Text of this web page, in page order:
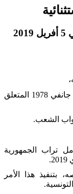
أمر رئاسي عدد 53 لسنة 2019 مؤرخ في 5 أفريل 2019
وعلى الأمر عدد 50 لسنة 1978 المؤرخ في 26 جانفي 1978 المتعلق
الشعب.
تراب الجمهورية
.
بتنفيذ هذا الأمر
.